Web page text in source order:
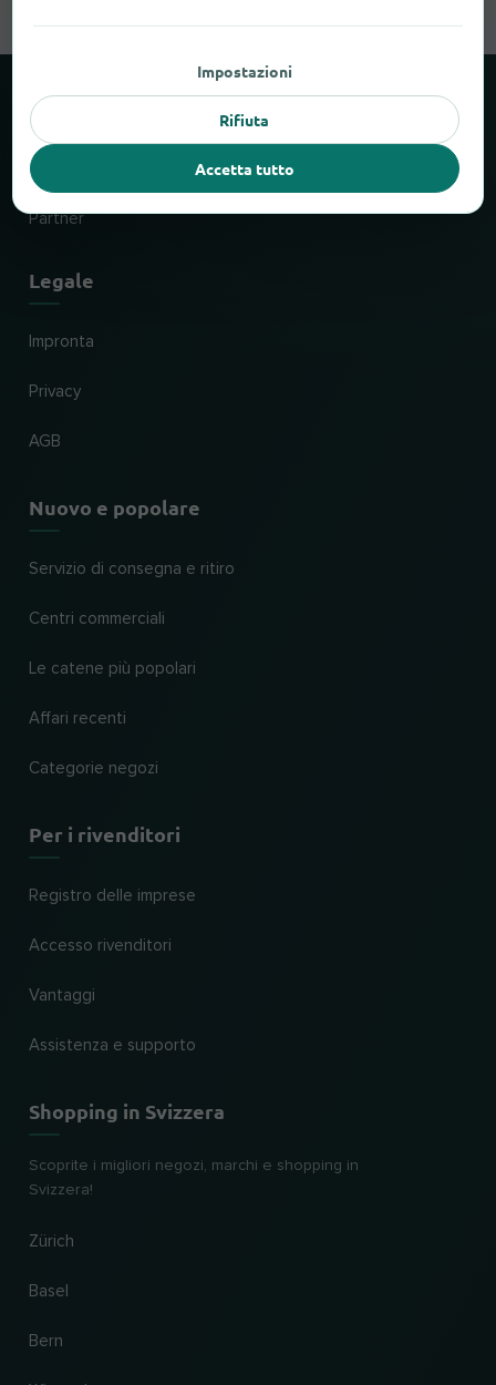
Informazioni su locabee
Fatti e cifre
Partner
Legale
Impronta
Privacy
AGB
Nuovo e popolare
Servizio di consegna e ritiro
Centri commerciali
Le catene più popolari
Affari recenti
Categorie negozi
Per i rivenditori
Registro delle imprese
Accesso rivenditori
Vantaggi
Assistenza e supporto
Shopping in Svizzera
Scoprite i migliori negozi, marchi e shopping in
Svizzera!
Zürich
Basel
Bern
Impostazioni
Rifiuta
Accetta tutto